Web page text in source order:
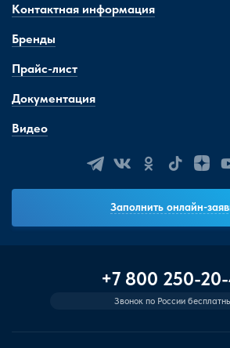
Контактная информация
Бренды
Прайс-лист
Документация
Видео
Заполнить онлайн-
+7 800 250-
Звонок по России